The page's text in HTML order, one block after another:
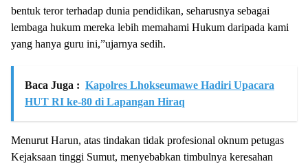
bentuk teror terhadap dunia pendidikan, seharusnya sebagai
lembaga hukum mereka lebih memahami Hukum daripada kami
yang hanya guru ini,”ujarnya sedih.
Baca Juga : Kapolres Lhokseumawe Hadiri Upacara
HUT RI ke-80 di Lapangan Hiraq
Menurut Harun, atas tindakan tidak profesional oknum petugas
Kejaksaan tinggi Sumut, menyebabkan timbulnya keresahan